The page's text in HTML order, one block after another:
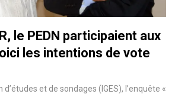
le PEDN participaient aux
les intentions de vote
et de sondages (IGES), l’enquête «